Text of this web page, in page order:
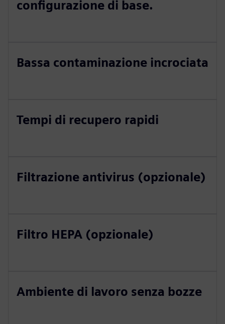
configurazione di base.
Bassa contaminazione incrociata
Tempi di recupero rapidi
Filtrazione antivirus (opzionale)
Filtro HEPA (opzionale)
Ambiente di lavoro senza bozze